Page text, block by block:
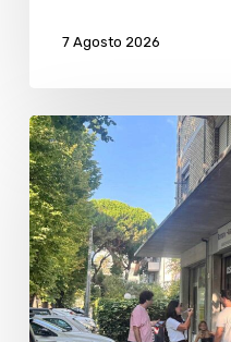
7 Agosto 2026
Residence
fantasma,
la
Procura
apre
un
fascicolo
per